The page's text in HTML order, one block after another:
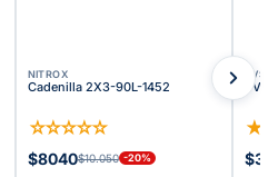
NITROX
Cadenilla 2X3-90L-1452
☆☆☆☆☆
$8040$10.050 -20%
TVS
TVS
★